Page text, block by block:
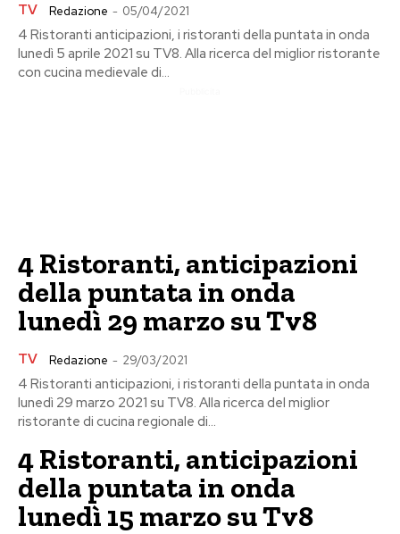
TV Redazione - 05/04/2021
4 Ristoranti anticipazioni, i ristoranti della puntata in onda
lunedì 5 aprile 2021 su TV8. Alla ricerca del miglior ristorante
con cucina medievale di...
4 Ristoranti, anticipazioni
della puntata in onda
lunedì 29 marzo su Tv8
TV Redazione - 29/03/2021
4 Ristoranti anticipazioni, i ristoranti della puntata in onda
lunedì 29 marzo 2021 su TV8. Alla ricerca del miglior
ristorante di cucina regionale di...
4 Ristoranti, anticipazioni
della puntata in onda
lunedì 15 marzo su Tv8